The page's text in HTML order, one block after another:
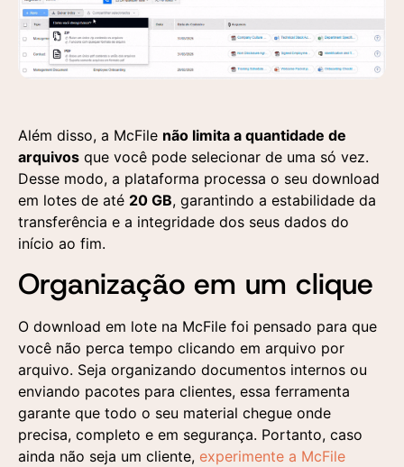
Além disso, a McFile não limita a quantidade de
arquivos que você pode selecionar de uma só vez.
Desse modo, a plataforma processa o seu download
em lotes de até 20 GB, garantindo a estabilidade da
transferência e a integridade dos seus dados do
início ao fim.
Organização em um clique
O download em lote na McFile foi pensado para que
você não perca tempo clicando em arquivo por
arquivo. Seja organizando documentos internos ou
enviando pacotes para clientes, essa ferramenta
garante que todo o seu material chegue onde
precisa, completo e em segurança. Portanto, caso
ainda não seja um cliente, experimente a McFile